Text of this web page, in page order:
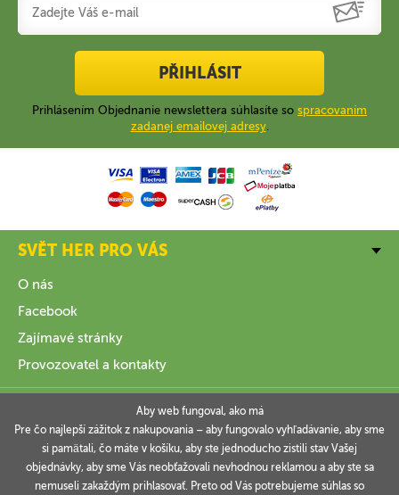
PŘIHLÁSIT
Prihlásením Objednanie newslettera súhlasíte so spracovaním
zadanej emailovej adresy.
SVĚT HER PRO VÁS
O nás
Facebook
Zajímavé stránky
Provozovatel a kontakty
INFORMACE
Aby web fungoval, ako má
Pre čo najlepší zážitok z nakupovania – aby fungovalo vyhľadávanie, aby sme
si pamätali, čo máte v košíku, aby ste jednoducho zistili stav Vašej
objednávky, aby sme Vás neobťažovali nevhodnou reklamou a aby ste sa
nemuseli zakaždým prihlasovať. Preto od Vás potrebujeme súhlas so